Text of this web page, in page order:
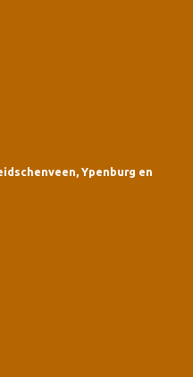
Ypenburg en